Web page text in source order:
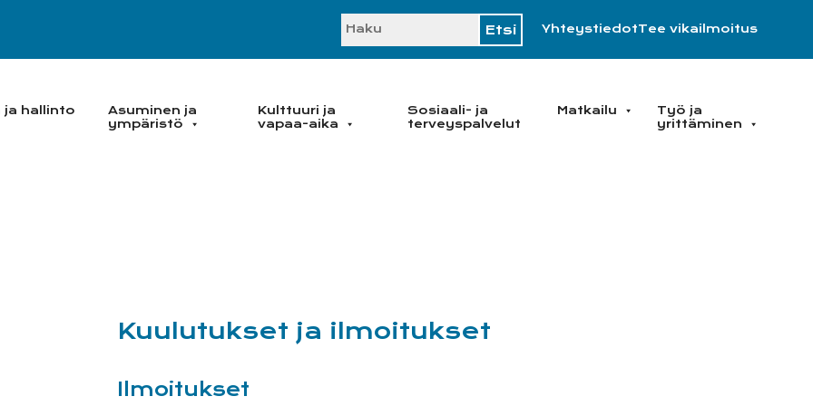
SEARCH
YhteystiedotTee vikailmoitus
ja hallinto
Asuminen ja
ympäristö
Kulttuuri ja
vapaa-aika
Sosiaali- ja
terveyspalvelut
Matkailu
Työ ja
yrittäminen
Kuulutukset ja ilmoitukset
Ilmoitukset